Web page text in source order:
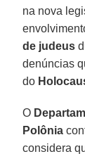
na nova
de judeus
denúncias
do
O
Polônia
considera